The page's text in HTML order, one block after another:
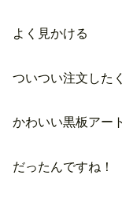
よく見かける
ついつい注文した
かわいい黒板アート
だったんですね！